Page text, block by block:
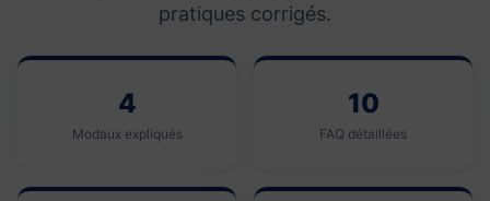
pratiques corrigés.
4
Modaux expliqués
10
FAQ détaillées